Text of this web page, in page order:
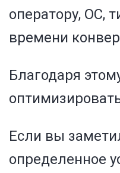
оператору, ОС,
времени
Благодаря
Если вы
определенное